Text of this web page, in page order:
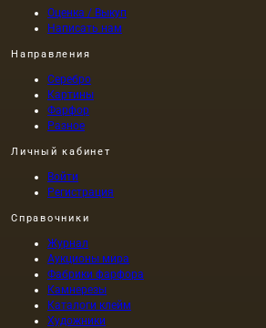
Оценка / Выкуп
Написать нам
Направления
Серебро
Картины
Фарфор
Разное
Личный кабинет
Войти
Регистрация
Справочники
Журнал
Аукционы мира
Фабрики фарфора
Камнерезы
Каталоги клейм
Художники